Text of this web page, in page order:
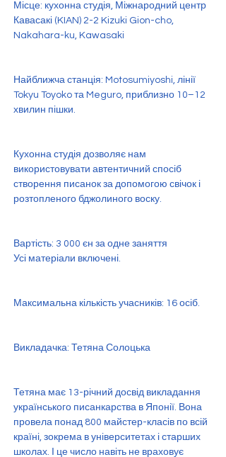
Місце: кухонна студія, Міжнародний центр
Кавасакі (KIAN) 2-2 Kizuki Gion-cho,
Nakahara-ku, Kawasaki
Найближча станція: Motosumiyoshi, лінії
Tokyu Toyoko та Meguro, приблизно 10–12
хвилин пішки.
Кухонна студія дозволяє нам
використовувати автентичний спосіб
створення писанок за допомогою свічок і
розтопленого бджолиного воску.
Вартість: 3 000 єн за одне заняття
Усі матеріали включені.
Максимальна кількість учасників: 16 осіб.
Викладачка: Тетяна Солоцька
Тетяна має 13-річний досвід викладання
українського писанкарства в Японії. Вона
провела понад 800 майстер-класів по всій
країні, зокрема в університетах і старших
школах. І це число навіть не враховує